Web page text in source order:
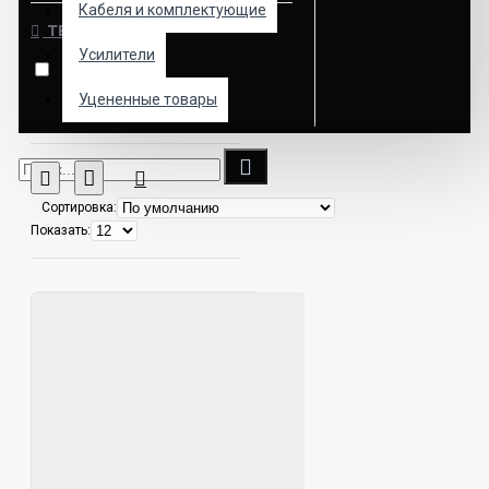
Кабеля и комплектующие
Усилители
Уцененные товары
ТЕГИ
Сортировка:
Показать: